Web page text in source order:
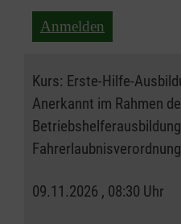
Anmelden
Kurs: Erste-Hilfe-
Anerkannt im Rahmen
09.11.2026 , 08:30 Uhr